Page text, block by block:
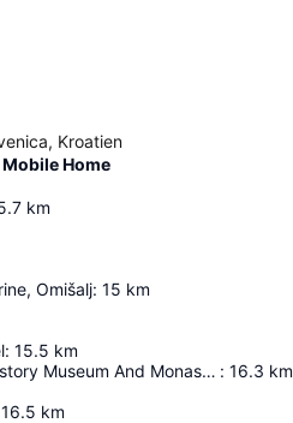
Kroatien
Home
km
Omišalj: 15 km
: 15.5 km
Archeology Collection And History Museum And Monastery : 16.3 km
16.5 km